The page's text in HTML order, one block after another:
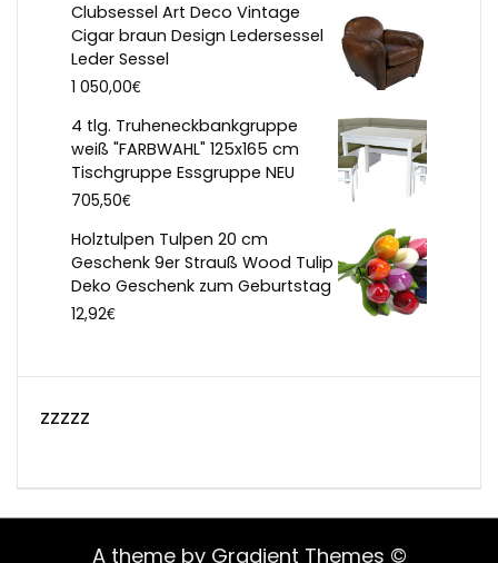
Clubsessel Art Deco Vintage
Cigar braun Design Ledersessel
Leder Sessel
1 050,00€
4 tlg. Truheneckbankgruppe
weiß "FARBWAHL" 125x165 cm
Tischgruppe Essgruppe NEU
705,50€
Holztulpen Tulpen 20 cm
Geschenk 9er Strauß Wood Tulip
Deko Geschenk zum Geburtstag
12,92€
zzzzz
A theme by Gradient Themes ©